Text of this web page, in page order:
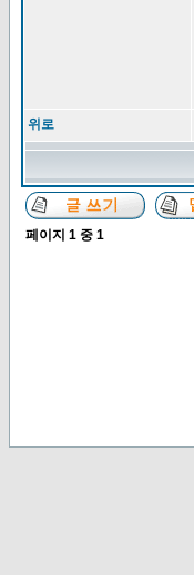
위로
페이지 1 중 1